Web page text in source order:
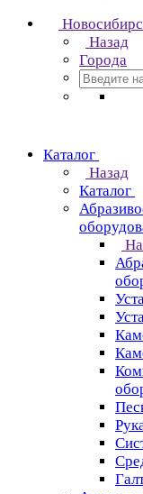
Назад
Города
Каталог
Назад
Каталог